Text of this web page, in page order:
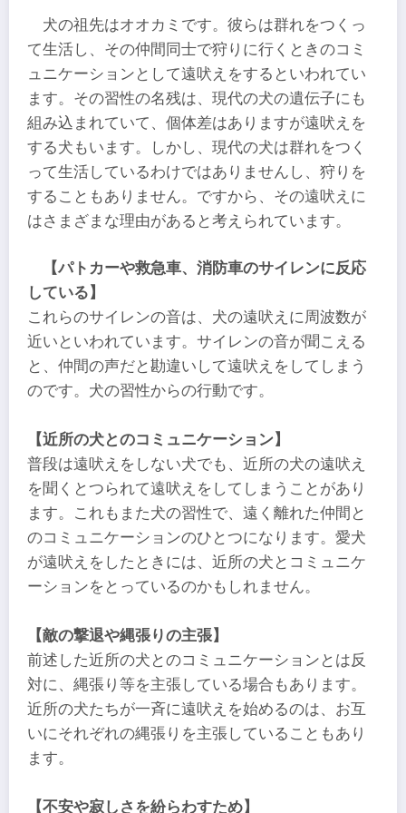
犬の祖先はオオカミです。彼らは群れをつくっ
て生活し、その仲間同士で狩りに行くときのコミ
ュニケーションとして遠吠えをするといわれてい
ます。その習性の名残は、現代の犬の遺伝子にも
組み込まれていて、個体差はありますが遠吠えを
する犬もいます。しかし、現代の犬は群れをつく
って生活しているわけではありませんし、狩りを
することもありません。ですから、その遠吠えに
はさまざまな理由があると考えられています。
【パトカーや救急車、消防車のサイレンに反応
している】
これらのサイレンの音は、犬の遠吠えに周波数が
近いといわれています。サイレンの音が聞こえる
と、仲間の声だと勘違いして遠吠えをしてしまう
のです。犬の習性からの行動です。
【近所の犬とのコミュニケーション】
普段は遠吠えをしない犬でも、近所の犬の遠吠え
を聞くとつられて遠吠えをしてしまうことがあり
ます。これもまた犬の習性で、遠く離れた仲間と
のコミュニケーションのひとつになります。愛犬
が遠吠えをしたときには、近所の犬とコミュニケ
ーションをとっているのかもしれません。
【敵の撃退や縄張りの主張】
前述した近所の犬とのコミュニケーションとは反
対に、縄張り等を主張している場合もあります。
近所の犬たちが一斉に遠吠えを始めるのは、お互
いにそれぞれの縄張りを主張していることもあり
ます。
【不安や寂しさを紛らわすため】